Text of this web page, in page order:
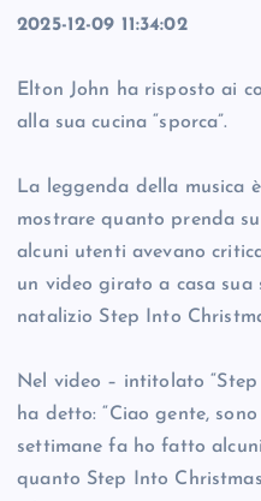
2025-12-09 11:34:02
Elton John ha risposto ai
alla sua cucina “sporca”.
La leggenda della musica
mostrare quanto prenda
alcuni utenti avevano
un video girato a casa sua
natalizio Step Into
Nel video – intitolato
ha detto: “Ciao gente,
settimane fa ho fatto
quanto Step Into